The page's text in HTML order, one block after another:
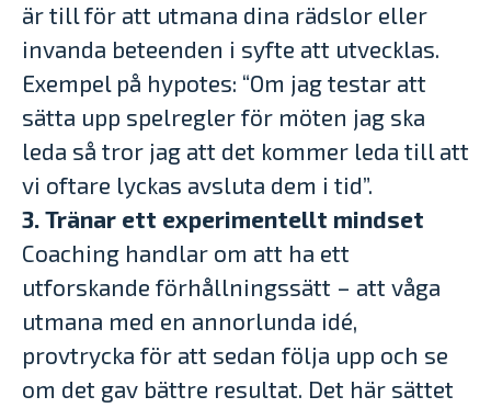
är till för att utmana dina rädslor eller
invanda beteenden i syfte att utvecklas.
Exempel på hypotes: “Om jag testar att
sätta upp spelregler för möten jag ska
leda så tror jag att det kommer leda till att
vi oftare lyckas avsluta dem i tid”.
3. Tränar ett experimentellt mindset
Coaching handlar om att ha ett
utforskande förhållningssätt – att våga
utmana med en annorlunda idé,
provtrycka för att sedan följa upp och se
om det gav bättre resultat. Det här sättet